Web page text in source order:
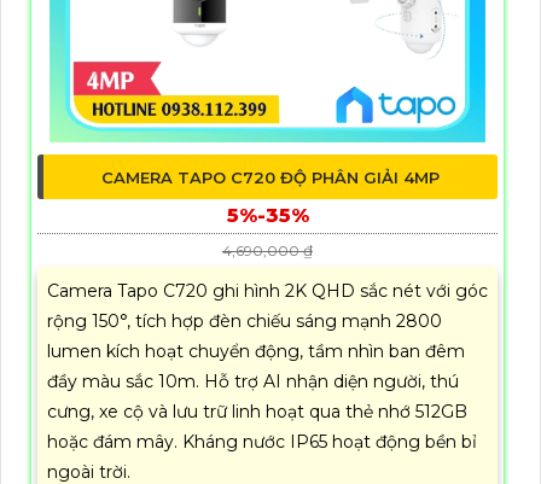
CAMERA TAPO C720 ĐỘ PHÂN GIẢI 4MP
5%-35%
4,690,000 ₫
Camera Tapo C720 ghi hình 2K QHD sắc nét với góc
rộng 150°, tích hợp đèn chiếu sáng mạnh 2800
lumen kích hoạt chuyển động, tầm nhìn ban đêm
đầy màu sắc 10m. Hỗ trợ AI nhận diện người, thú
cưng, xe cộ và lưu trữ linh hoạt qua thẻ nhớ 512GB
hoặc đám mây. Kháng nước IP65 hoạt động bền bỉ
ngoài trời.